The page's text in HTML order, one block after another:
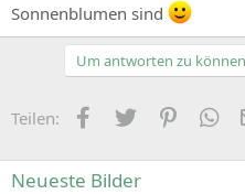
Sonnenblumen sind
Um antworten zu
Teilen: FacebookZwitschern
Neueste Bilder